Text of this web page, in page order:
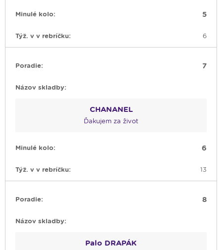
5
6
7
CHANANEL
Ďakujem za život
6
13
8
Palo DRAPÁK